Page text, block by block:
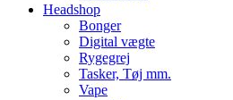
Headshop
Bonger
Digital vægte
Rygegrej
Tasker, Tøj mm.
Vape